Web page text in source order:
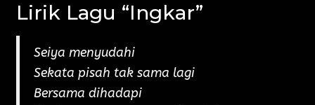
Lirik Lagu “Ingkar”
Seiya menyudahi
Sekata pisah tak sama lagi
Bersama dihadapi